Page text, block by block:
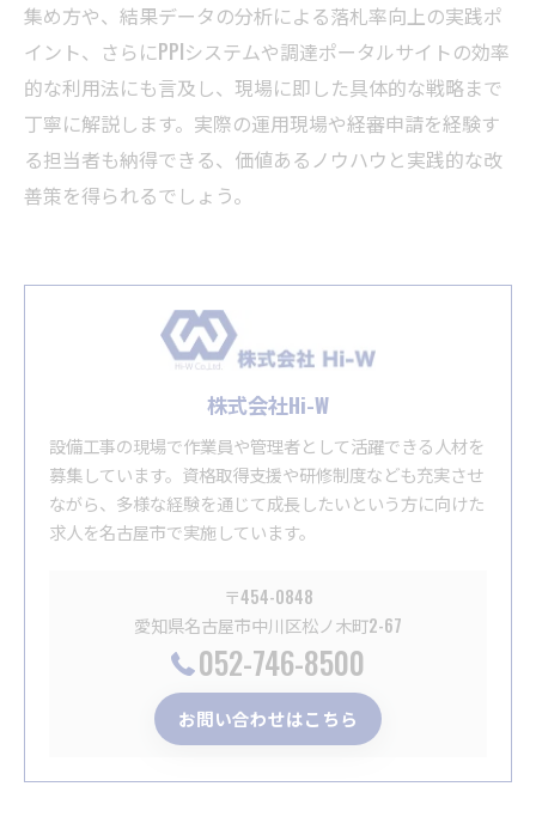
集め方や、結果データの分析による落札率向上の実践ポ
イント、さらにPPIシステムや調達ポータルサイトの効率
的な利用法にも言及し、現場に即した具体的な戦略まで
丁寧に解説します。実際の運用現場や経審申請を経験す
る担当者も納得できる、価値あるノウハウと実践的な改
善策を得られるでしょう。
株式会社Hi-W
設備工事の現場で作業員や管理者として活躍できる人材を
募集しています。資格取得支援や研修制度なども充実させ
ながら、多様な経験を通じて成長したいという方に向けた
求人を名古屋市で実施しています。
〒454-0848
愛知県名古屋市中川区松ノ木町2-67
052-746-8500
お問い合わせはこちら